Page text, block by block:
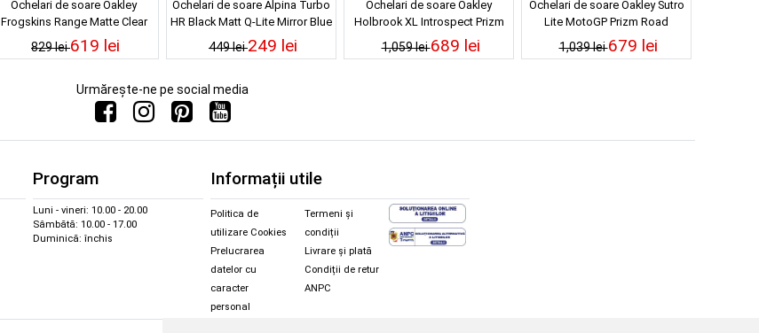
Ochelari de soare Oakley
Frogskins Range Matte Clear
Prizm Violet
829 lei619 lei
Ochelari de soare Alpina Turbo
HR Black Matt Q-Lite Mirror Blue
449 lei249 lei
Ochelari de soare Oakley
Holbrook XL Introspect Prizm
Black Polarized
1,059 lei689 lei
Ochelari de soare Oakley Sutro
Lite MotoGP Prizm Road
1,039 lei679 lei
Urmărește-ne pe social media
Program
Luni - vineri: 10.00 - 20.00
Sâmbătă: 10.00 - 17.00
Duminică: închis
Informații utile
Politica de
utilizare Cookies
Prelucrarea
datelor cu
caracter
personal
Termeni și
condiții
Livrare și plată
Condiții de retur
ANPC